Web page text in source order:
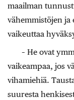
maailman
vähemmistöjen
vaikeuttaa
– He ovat
vaikeampaa, jos
vihamiehiä.
suuresta